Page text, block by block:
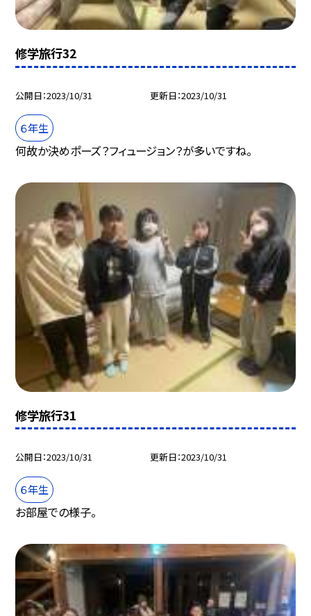
修学旅行32
公開日 2023/10/31 更新日 2023/10/31
６年生
何故か決めポーズ？フィュージョン？が多いですね。
修学旅行31
公開日 2023/10/31 更新日 2023/10/31
６年生
お部屋での様子。